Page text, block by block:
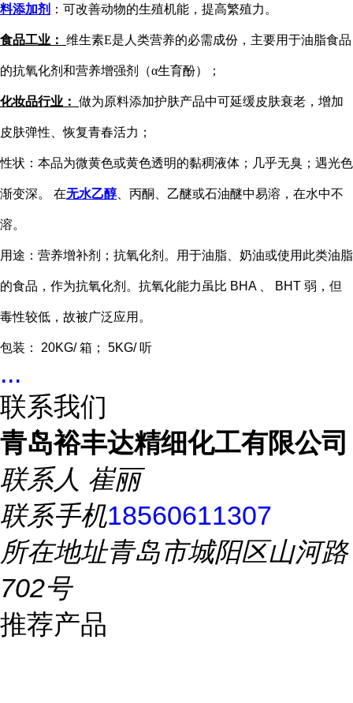
料添加剂 ：可改善动物的生殖机能，提高繁殖力。
食品工业： 维生素E是人类营养的必需成份，主要用于油脂食品
的抗氧化剂和营养增强剂（α生育酚）；
化妆品行业： 做为原料添加护肤产品中可延缓皮肤衰老，增加
皮肤弹性、恢复青春活力；
性状：本品为微黄色或黄色透明的黏稠液体；几乎无臭；遇光色
渐变深。 在无水乙醇、丙酮、乙醚或石油醚中易溶，在水中不
溶。
用途：营养增补剂；抗氧化剂。用于油脂、奶油或使用此类油脂
的食品，作为抗氧化剂。抗氧化能力虽比 BHA BHT 弱，但
毒性较低，故被广泛应用。
包装： 20KG/箱； 5KG/ 听
...
联系我们
青岛裕丰达精细化工有限公司
联系人 崔丽
联系手机18560611307
所在地址青岛市城阳区山河路
702号
推荐产品